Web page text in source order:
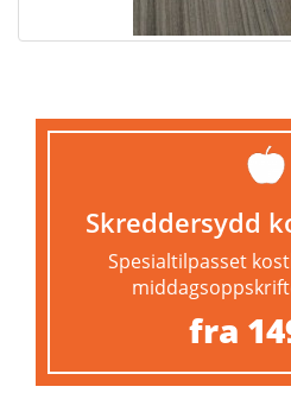
Skreddersydd
Spesialtilpasset
fra